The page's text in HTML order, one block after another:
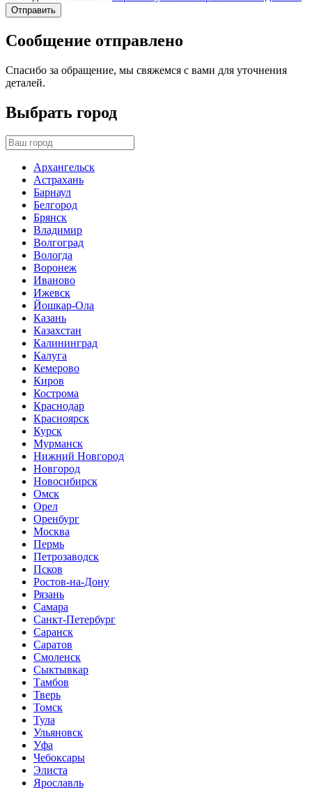
Отправить
Сообщение отправлено
Спасибо за обращение, мы свяжемся с вами для уточнения
деталей.
Выбрать город
Архангельск
Астрахань
Барнаул
Белгород
Брянск
Владимир
Волгоград
Вологда
Воронеж
Иваново
Ижевск
Йошкар-Ола
Казань
Казахстан
Калининград
Калуга
Кемерово
Киров
Кострома
Краснодар
Красноярск
Курск
Мурманск
Нижний Новгород
Новгород
Новосибирск
Омск
Орел
Оренбург
Москва
Пермь
Петрозаводск
Псков
Ростов-на-Дону
Рязань
Самара
Санкт-Петербург
Саранск
Саратов
Смоленск
Сыктывкар
Тамбов
Тверь
Томск
Тула
Ульяновск
Уфа
Чебоксары
Элиста
Ярославль